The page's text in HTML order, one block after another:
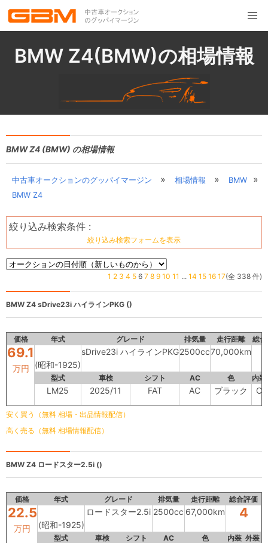
BMW Z4(BMW)の相場情報
BMW Z4 (BMW) の相場情報
中古車オークションのグッバイマージン » 相場情報 » BMW »
BMW Z4
絞り込み検索条件 :
絞り込み検索フォームを表示
1 2 3 4 5 6 7 8 9 10 11 ... 14 15 16 17(全 338 件)
BMW Z4 sDrive23i ハイラインPKG ()
価格 年式 グレード 排気量 走行距離 総
69.1
万円 (昭和-1925)
sDrive23i ハイラインPKG2500cc70,000km
型式 車検 シフト AC 色 内装
LM25 2025/11 FAT AC ブラック C
安く買う（無料 相場・出品情報配信）
高く売る（無料 相場情報配信）
BMW Z4 ロードスター2.5i ()
価格 年式 グレード 排気量 走行距離 総合評価
22.5
万円 (昭和-1925)
ロードスター2.5i 2500cc 67,000km 4
型式 車検 シフト AC 色 内装 外装